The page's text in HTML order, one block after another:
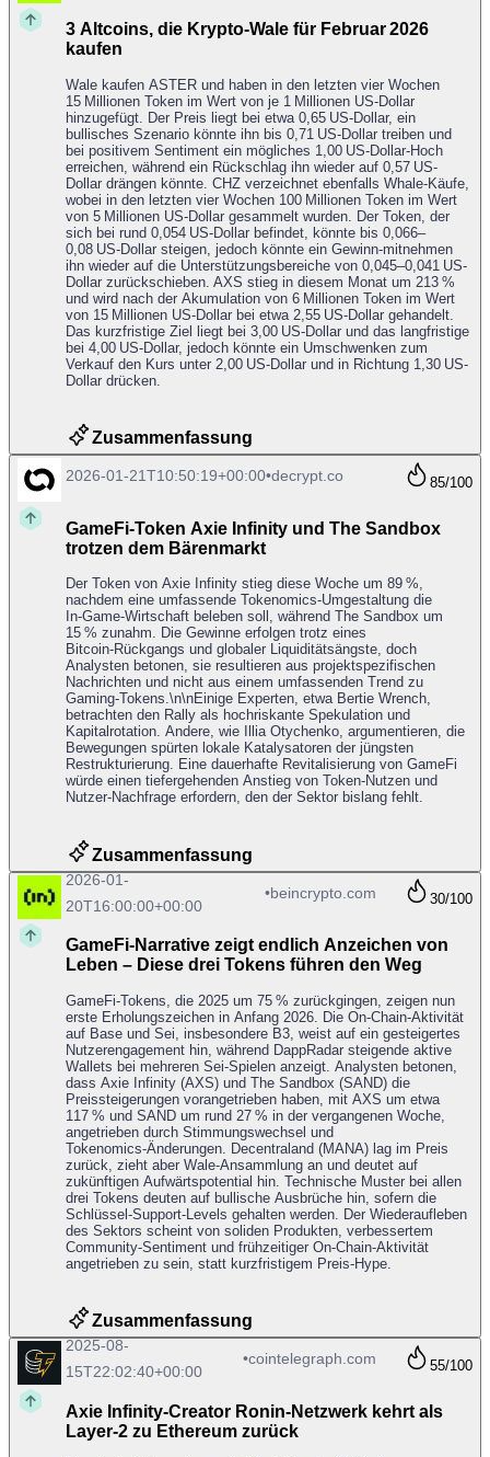
3 Altcoins, die Krypto-Wale für Februar 2026
kaufen
Wale kaufen ASTER und haben in den letzten vier Wochen
15 Millionen Token im Wert von je 1 Millionen US-Dollar
hinzugefügt. Der Preis liegt bei etwa 0,65 US-Dollar, ein
bullisches Szenario könnte ihn bis 0,71 US-Dollar treiben und
bei positivem Sentiment ein mögliches 1,00 US-Dollar‑Hoch
erreichen, während ein Rückschlag ihn wieder auf 0,57 US-
Dollar drängen könnte. CHZ verzeichnet ebenfalls Whale-Käufe,
wobei in den letzten vier Wochen 100 Millionen Token im Wert
von 5 Millionen US-Dollar gesammelt wurden. Der Token, der
sich bei rund 0,054 US-Dollar befindet, könnte bis 0,066–
0,08 US-Dollar steigen, jedoch könnte ein Gewinn‑mitnehmen
ihn wieder auf die Unterstützungsbereiche von 0,045–0,041 US-
Dollar zurückschieben. AXS stieg in diesem Monat um 213 %
und wird nach der Akumulation von 6 Millionen Token im Wert
von 15 Millionen US-Dollar bei etwa 2,55 US-Dollar gehandelt.
Das kurzfristige Ziel liegt bei 3,00 US-Dollar und das langfristige
bei 4,00 US-Dollar, jedoch könnte ein Umschwenken zum
Verkauf den Kurs unter 2,00 US-Dollar und in Richtung 1,30 US-
Dollar drücken.
Zusammenfassung
GameFi‑Token Axie Infinity und The Sandbox
trotzen dem Bärenmarkt
Der Token von Axie Infinity stieg diese Woche um 89 %,
nachdem eine umfassende Tokenomics‑Umgestaltung die
In‑Game‑Wirtschaft beleben soll, während The Sandbox um
15 % zunahm. Die Gewinne erfolgen trotz eines
Bitcoin‑Rückgangs und globaler Liquiditätsängste, doch
Analysten betonen, sie resultieren aus projektspezifischen
Nachrichten und nicht aus einem umfassenden Trend zu
Gaming‑Tokens.\n\nEinige Experten, etwa Bertie Wrench,
betrachten den Rally als hochriskante Spekulation und
Kapitalrotation. Andere, wie Illia Otychenko, argumentieren, die
Bewegungen spürten lokale Katalysatoren der jüngsten
Restrukturierung. Eine dauerhafte Revitalisierung von GameFi
würde einen tiefergehenden Anstieg von Token‑Nutzen und
Nutzer‑Nachfrage erfordern, den der Sektor bislang fehlt.
85/100
2026-01-21T10:50:19+00:00•decrypt.co
Zusammenfassung
GameFi‑Narrative zeigt endlich Anzeichen von
Leben – Diese drei Tokens führen den Weg
GameFi‑Tokens, die 2025 um 75 % zurückgingen, zeigen nun
erste Erholungszeichen in Anfang 2026. Die On‑Chain-Aktivität
auf Base und Sei, insbesondere B3, weist auf ein gesteigertes
Nutzerengagement hin, während DappRadar steigende aktive
Wallets bei mehreren Sei‑Spielen anzeigt. Analysten betonen,
dass Axie Infinity (AXS) und The Sandbox (SAND) die
Preissteigerungen vorangetrieben haben, mit AXS um etwa
117 % und SAND um rund 27 % in der vergangenen Woche,
angetrieben durch Stimmungswechsel und
Tokenomics‑Änderungen. Decentraland (MANA) lag im Preis
zurück, zieht aber Wale‑Ansammlung an und deutet auf
zukünftigen Aufwärtspotential hin. Technische Muster bei allen
drei Tokens deuten auf bullische Ausbrüche hin, sofern die
Schlüssel‑Support‑Levels gehalten werden. Der Wiederaufleben
des Sektors scheint von soliden Produkten, verbessertem
Community‑Sentiment und frühzeitiger On‑Chain-Aktivität
angetrieben zu sein, statt kurzfristigem Preis‑Hype.
30/100
2026-01-
20T16:00:00+00:00
•beincrypto.com
Zusammenfassung
Axie Infinity‑Creator Ronin‑Netzwerk kehrt als
Layer‑2 zu Ethereum zurück
55/100
2025-08-
15T22:02:40+00:00
•cointelegraph.com